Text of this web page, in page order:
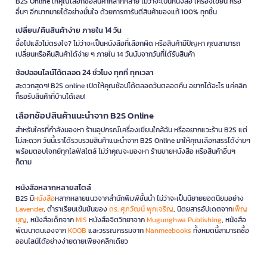
อื่นๆ อีกมากมายได้อย่างมั่นใจ ด้วยการการันตีสินค้าของแท้ 100% ทุกชิ้น
เปลี่ยน/คืนสินค้าง่าย ภายใน 14 วัน
ซื้อไปแล้วไม่ตรงใจ? ไม่ว่าจะเป็นหนังสือที่เลือกผิด หรือสินค้ามีปัญหา คุณสามารถ
เปลี่ยนหรือคืนสินค้าได้ง่าย ๆ ภายใน 14 วันนับจากวันที่ได้รับสินค้า
ช้อปออนไลน์ได้ตลอด 24 ชั่วโมง ทุกที่ ทุกเวลา
สะดวกสุดๆ! B2S online เปิดให้คุณช้อปได้ตลอดวันตลอดคืน อยากได้อะไร แค่คลิก
ก็รอรับสินค้าที่บ้านได้เลย!
เลือกช้อปสินค้าแนะนำจาก B2S Online
สำหรับใครที่กำลังมองหา ร้านอุปกรณ์เครื่องเขียนใกล้ฉัน หรืออยากแวะร้าน B2S แต่
ไม่สะดวก วันนี้เราได้รวบรวมสินค้าแนะนำจาก B2S Online มาให้คุณเลือกสรรได้ง่ายๆ
พร้อมตอบโจทย์ทุกไลฟ์สไตล์ ไม่ว่าคุณจะมองหา ร้านขายหนังสือ หรือสินค้าอื่นๆ
ก็ตาม
หนังสือหลากหลายสไตล์
B2S มีหนังสือหลากหลายแนวจากสำนักพิมพ์ชั้นนำ ไม่ว่าจะเป็นนิยายยอดนิยมอย่าง
Lavender, ตำราเรียนเข้มข้นของดร. ศุภวัฒน์ พุกเจริญ, นิตยสารอัปเดตจากเพ็ญ
บุญ, หนังสือเด็กจากMIS หนังสือจิตวิทยาจากMugunghwa Publishing, หนังสือ
พัฒนาตนเองจากKOOB และวรรณกรรมจากNanmeebooks ทั้งหมดนี้สามารถซื้อ
ออนไลน์ได้อย่างง่ายดายเพียงคลิกเดียว